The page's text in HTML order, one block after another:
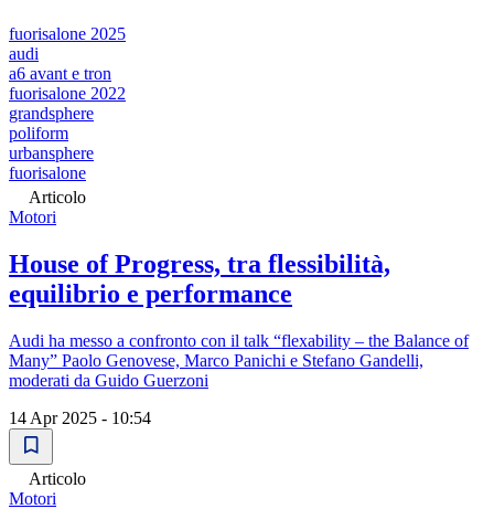
fuorisalone 2025
audi
a6 avant e tron
fuorisalone 2022
grandsphere
poliform
urbansphere
fuorisalone
Articolo
Motori
House of Progress, tra flessibilità,
equilibrio e performance
Audi ha messo a confronto con il talk “flexability – the Balance of
Many” Paolo Genovese, Marco Panichi e Stefano Gandelli,
moderati da Guido Guerzoni
14 Apr 2025 - 10:54
Articolo
Motori